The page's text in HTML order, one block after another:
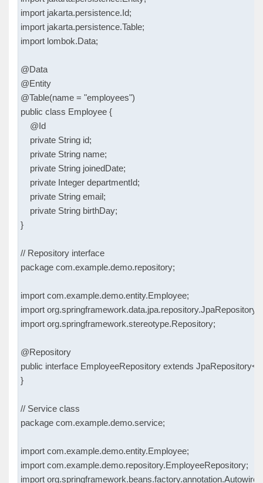
import jakarta.persistence.Id;
import jakarta.persistence.Table;
import lombok.Data;
@Data
@Entity
@Table(name = "employees")
public class Employee {
    @Id
    private String id;
    private String name;
    private String joinedDate;
    private Integer departmentId;
    private String email;
    private String birthDay;
}
// Repository interface
package com.example.demo.repository;
import com.example.demo.entity.Employee;
import org.springframework.data.jpa.repository.JpaRepository;
import org.springframework.stereotype.Repository;
@Repository
public interface EmployeeRepository extends
}
// Service class
package com.example.demo.service;
import com.example.demo.entity.Employee;
import com.example.demo.repository.EmployeeRepository;
import